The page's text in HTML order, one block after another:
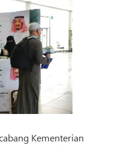
Kementerian